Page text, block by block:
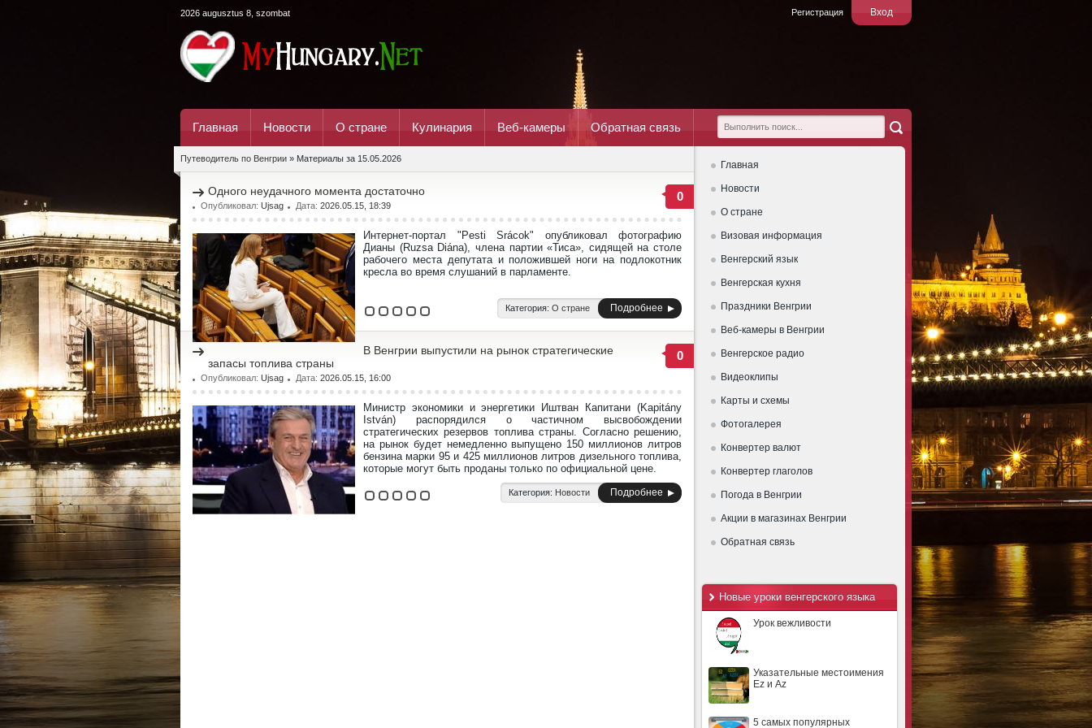
Вход
Регистрация
2026 augusztus 8, szombat
Главная Новости О стране Кулинария Веб-камеры Обратная связь
Главная
Новости
О стране
Визовая информация
Венгерский язык
Венгерская кухня
Праздники Венгрии
Веб-камеры в Венгрии
Венгерское радио
Видеоклипы
Карты и схемы
Фотогалерея
Конвертер валют
Конвертер глаголов
Погода в Венгрии
Акции в магазинах Венгрии
Обратная связь
Новые уроки венгерского языка
Урок вежливости
Указательные местоимения
Ez и Az
5 самых популярных
Путеводитель по Венгрии » Материалы за 15.05.2026
0
Одного неудачного момента достаточно
Опубликовал: Ujsag Дата: 2026.05.15, 18:39
Интернет-портал "Pesti Srácok" опубликовал фотографию
Дианы (Ruzsa Diána), члена партии «Тиса», сидящей на столе
рабочего места депутата и положившей ноги на подлокотник
кресла во время слушаний в парламенте.
Категория: О стране Подробнее
0
В Венгрии выпустили на рынок стратегические
запасы топлива страны
Опубликовал: Ujsag Дата: 2026.05.15, 16:00
Министр экономики и энергетики Иштван Капитани (Kapitány
István) распорядился о частичном высвобождении
стратегических резервов топлива страны. Согласно решению,
на рынок будет немедленно выпущено 150 миллионов литров
бензина марки 95 и 425 миллионов литров дизельного топлива,
которые могут быть проданы только по официальной цене.
Категория: Новости Подробнее